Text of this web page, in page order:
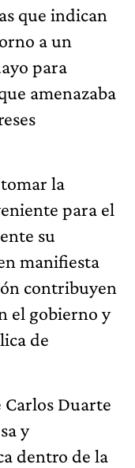
que indican
a un
para
amenazaba
la
para el
su
manifiesta
contribuyen
el gobierno y
de
Carlos Duarte
y
dentro de la